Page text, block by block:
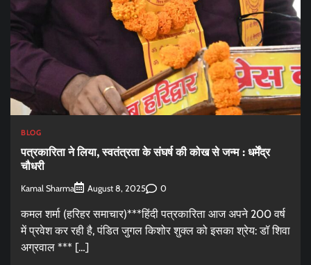
BLOG
पत्रकारिता ने लिया, स्वतंत्रता के संघर्ष की कोख से जन्म : धर्मेंद्र
चौधरी
Kamal Sharma August 8, 2025 0
कमल शर्मा (हरिहर समाचार)***हिंदी पत्रकारिता आज अपने 200 वर्ष
में प्रवेश कर रही है, पंडित जुगल किशोर शुक्ल को इसका श्रेय: डॉ शिवा
अग्रवाल *** […]